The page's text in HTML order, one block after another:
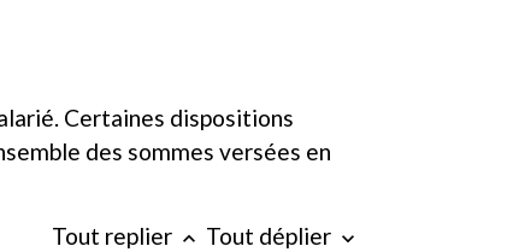
Certaines dispositions
des sommes versées en
Tout replier keyboard_arrow_up Tout déplier keyboard_arrow_down